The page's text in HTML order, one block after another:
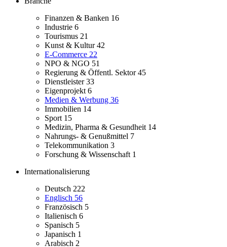
Finanzen & Banken 16
Industrie 6
Tourismus 21
Kunst & Kultur42
E-Commerce 22
NPO & NGO 51
Regierung & Öffentl. Sektor45
Dienstleister33
Eigenprojekt 6
Medien & Werbung 36
Immobilien 14
Sport 15
Medizin, Pharma & Gesundheit 14
Nahrungs- & Genußmittel 7
Telekommunikation 3
Forschung & Wissenschaft 1
Internationalisierung
Deutsch 222
Englisch 56
Französisch 5
Italienisch 6
Spanisch 5
Japanisch 1
Arabisch 2